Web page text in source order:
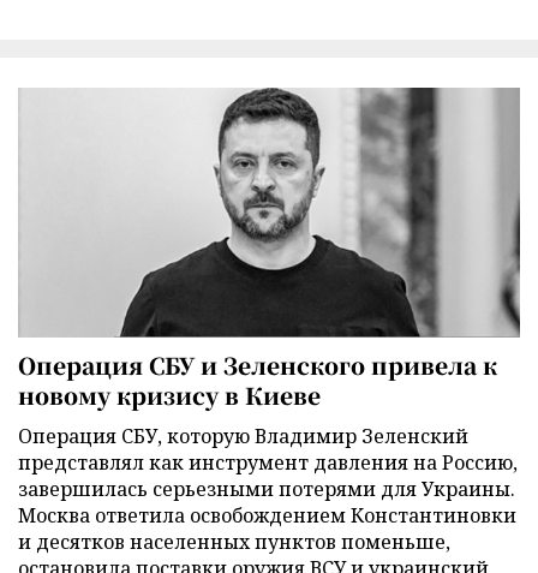
Операция СБУ и Зеленского привела к
новому кризису в Киеве
Операция СБУ, которую Владимир Зеленский
представлял как инструмент давления на Россию,
завершилась серьезными потерями для Украины.
Москва ответила освобождением Константиновки
и десятков населенных пунктов поменьше,